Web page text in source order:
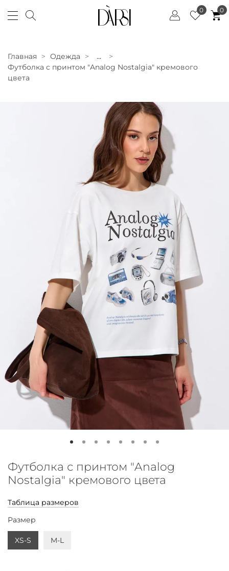
0 0
Главная Одежда
...
Футболка с принтом "Analog Nostalgia" кремового
цвета
Футболка с принтом "Analog
Nostalgia" кремового цвета
Таблица размеров
Размер
XS-S M-L